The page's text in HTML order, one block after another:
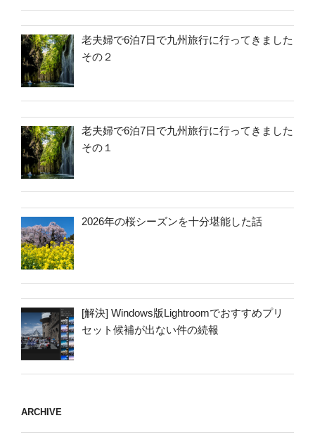
老夫婦で6泊7日で九州旅行に行ってきました
その２
老夫婦で6泊7日で九州旅行に行ってきました
その１
2026年の桜シーズンを十分堪能した話
[解決] Windows版Lightroomでおすすめプリ
セット候補が出ない件の続報
ARCHIVE